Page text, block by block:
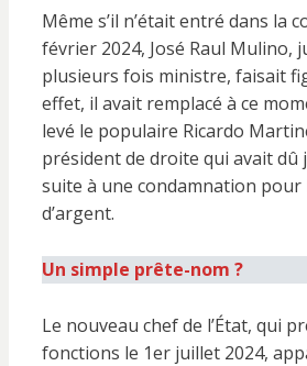
Même s’il n’était entré dans la
février 2024, José Raul Mulino,
plusieurs fois ministre, faisait
effet, il avait remplacé à ce
levé le populaire Ricardo
président de droite qui avait dû
suite à une condamnation
d’argent.
Un simple prête-nom ?
Le nouveau chef de l’État, qui
fonctions le 1er juillet 2024,